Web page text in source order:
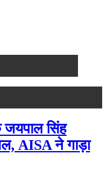
जयपाल सिंह
AISA ने गाड़ा